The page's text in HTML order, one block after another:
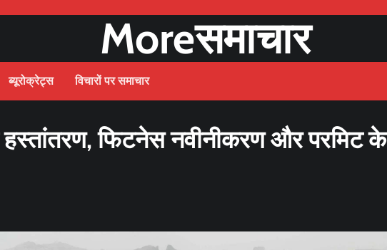
Moreसमाचार
ब्यूरोक्रेट्स विचारों पर समाचार
हस्तांतरण, फिटनेस नवीनीकरण और परमिट के